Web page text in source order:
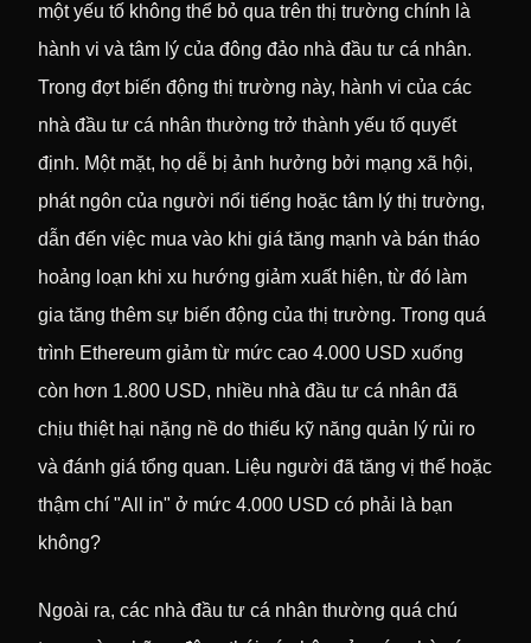
một yếu tố không thể bỏ qua trên thị trường chính là
hành vi và tâm lý của đông đảo nhà đầu tư cá nhân.
Trong đợt biến động thị trường này, hành vi của các
nhà đầu tư cá nhân thường trở thành yếu tố quyết
định. Một mặt, họ dễ bị ảnh hưởng bởi mạng xã hội,
phát ngôn của người nổi tiếng hoặc tâm lý thị trường,
dẫn đến việc mua vào khi giá tăng mạnh và bán tháo
hoảng loạn khi xu hướng giảm xuất hiện, từ đó làm
gia tăng thêm sự biến động của thị trường. Trong quá
trình Ethereum giảm từ mức cao 4.000 USD xuống
còn hơn 1.800 USD, nhiều nhà đầu tư cá nhân đã
chịu thiệt hại nặng nề do thiếu kỹ năng quản lý rủi ro
và đánh giá tổng quan. Liệu người đã tăng vị thế hoặc
thậm chí "All in" ở mức 4.000 USD có phải là bạn
không?
Ngoài ra, các nhà đầu tư cá nhân thường quá chú